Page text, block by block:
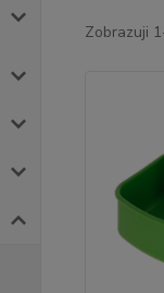
Zobrazuji